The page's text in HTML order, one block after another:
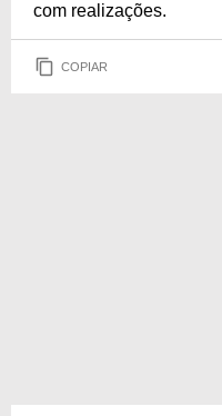
com realizações.
COPIAR